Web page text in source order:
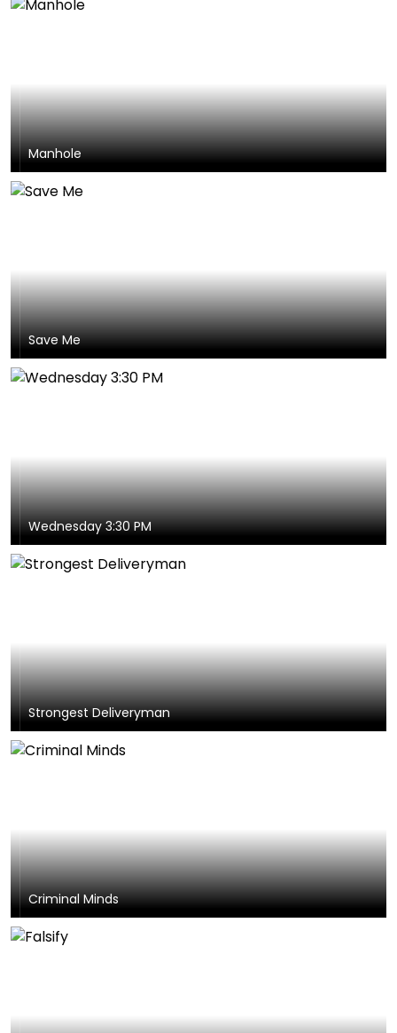
Manhole
Save Me
Wednesday 3:30 PM
Strongest Deliveryman
Criminal Minds